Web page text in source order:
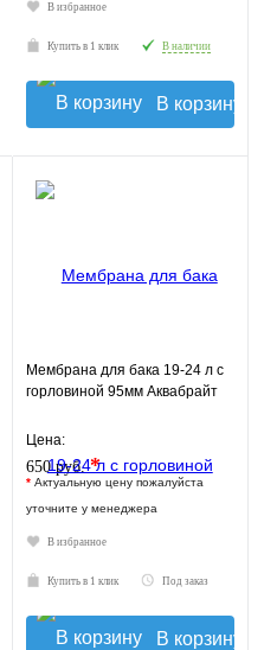
В избранное
Купить в 1 клик В наличии
В корзину
Мембрана для бака 19-24 л с
горловиной 95мм Аквабрайт
Цена:
650 руб.*
* Актуальную цену пожалуйста
уточните у менеджера
В избранное
Купить в 1 клик Под заказ
В корзину